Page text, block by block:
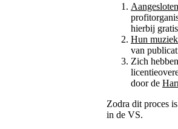
hierbij
Hun
van
Zich
door de
Zodra dit proces
in de VS.